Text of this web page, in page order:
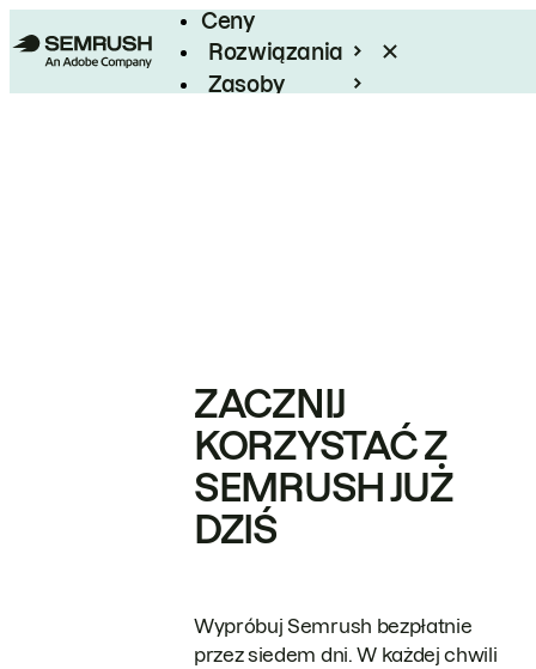
Ceny
Rozwiązania
Zasoby
ZACZNIJ
KORZYSTAĆ Z
SEMRUSH JUŻ
DZIŚ
Wypróbuj Semrush bezpłatnie
przez siedem dni. W każdej chwili